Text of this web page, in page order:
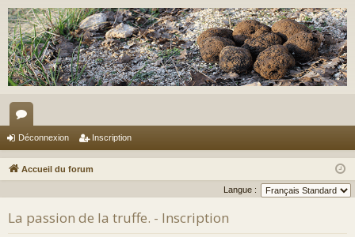
or
u
Déconnexion Inscription
Accueil du forum
Langue :
La passion de la truffe. - Inscription